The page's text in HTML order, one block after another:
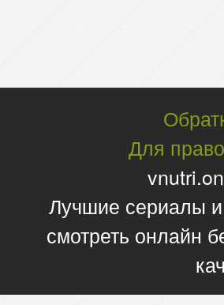
Для
Лучшие сериалы
смотреть онлайн